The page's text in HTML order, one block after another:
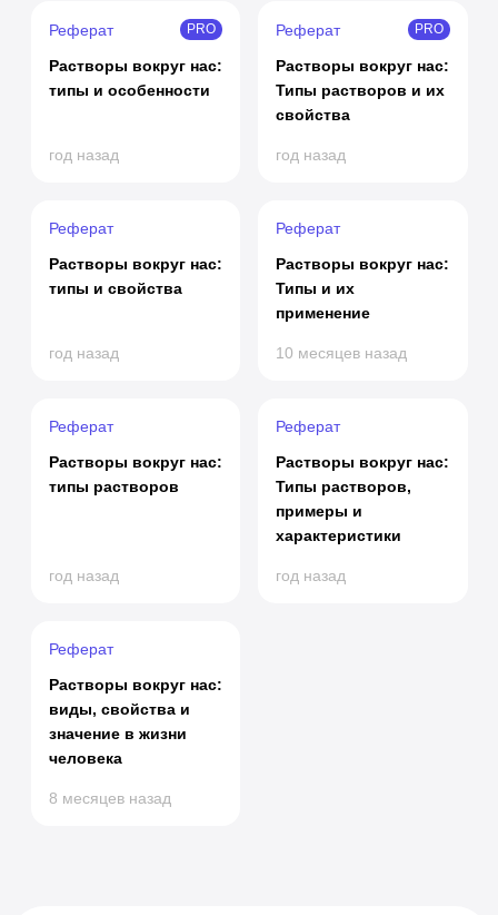
Реферат PRO
Растворы вокруг нас:
типы и особенности
год назад
Реферат PRO
Растворы вокруг нас:
Типы растворов и их
свойства
год назад
Реферат
Растворы вокруг нас:
типы и свойства
год назад
Реферат
Растворы вокруг нас:
Типы и их
применение
10 месяцев назад
Реферат
Растворы вокруг нас:
типы растворов
год назад
Реферат
Растворы вокруг нас:
Типы растворов,
примеры и
характеристики
год назад
Реферат
Растворы вокруг нас:
виды, свойства и
значение в жизни
человека
8 месяцев назад